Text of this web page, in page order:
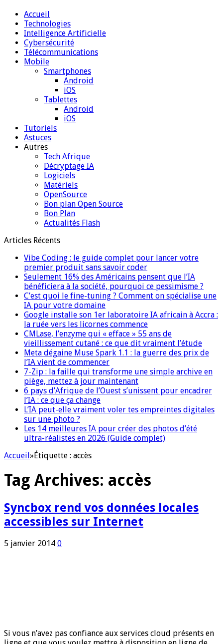
Accueil
Technologies
Intelligence Artificielle
Cybersécurité
Télécommunications
Mobile
Smartphones
Android
iOS
Tablettes
Android
iOS
Tutoriels
Astuces
Autres
Tech Afrique
Décryptage IA
Logiciels
Matériels
OpenSource
Bon plan Open Source
Bon Plan
Actualités Flash
Articles Récents
Vibe Coding : le guide complet pour lancer votre
premier produit sans savoir coder
Seulement 16% des Américains pensent que l’IA
bénéficiera à la société, pourquoi ce pessimisme ?
C’est quoi le fine-tuning ? Comment on spécialise une
IA pour votre domaine
Google installe son 1er laboratoire IA africain à Accra :
la ruée vers les licornes commence
CMLase, l’enzyme qui « efface » 55 ans de
vieillissement cutané : ce que dit vraiment l’étude
Meta dégaine Muse Spark 1.1 : la guerre des prix de
l’IA vient de commencer
7-Zip : la faille qui transforme une simple archive en
piège, mettez à jour maintenant
6 pays d’Afrique de l’Ouest s’unissent pour encadrer
l’IA : ce que ça change
L’IA peut-elle vraiment voler tes empreintes digitales
sur une photo ?
Les 14 meilleures IA pour créer des photos d’été
ultra-réalistes en 2026 (Guide complet)
Accueil»Étiquette : accès
Tag Archives: accès
Syncbox rend vos données locales
accessibles sur Internet
5 janvier 2014 0
Si vous n’avez pas confiance aux services cloud présents en